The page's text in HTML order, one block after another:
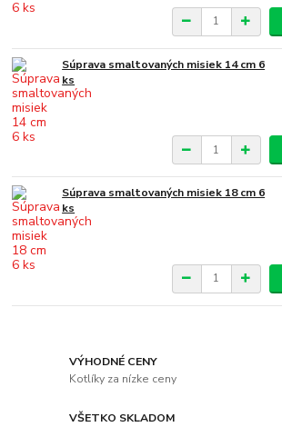
Súprava smaltovaných misiek 14 cm 6
ks
Súprava smaltovaných misiek 18 cm 6
ks
VÝHODNÉ CENY
Kotlíky za nízke ceny
VŠETKO SKLADOM